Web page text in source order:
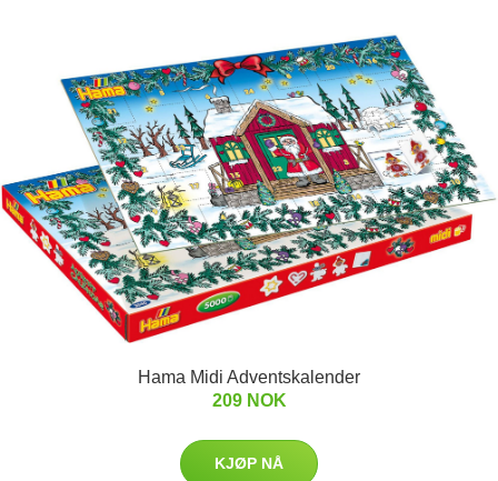
Hama Midi Adventskalender
209 NOK
KJØP NÅ